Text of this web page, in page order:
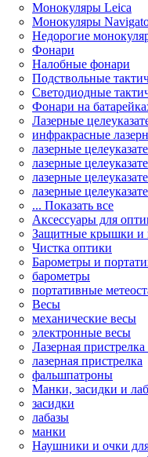
Монокуляры Leica
Монокуляры
Недорогие
Фонари
Налобные фонари
Подствольные
Светодиодные
Фонари на
Лазерные
инфракрасные
лазерные
лазерные
лазерные
лазерные
... Показать все
Аксессуары для
Защитные крышки и
Чистка оптики
Барометры и
барометры
портативные
Весы
механические весы
электронные весы
Лазерная
лазерная пристрелка
фальшпатроны
Манки, засидки и
засидки
лабазы
манки
Наушники и очки